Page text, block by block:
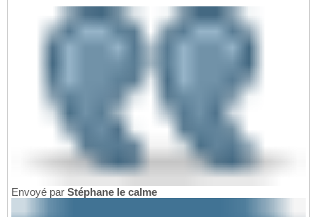
Envoyé par Stéphane le calme